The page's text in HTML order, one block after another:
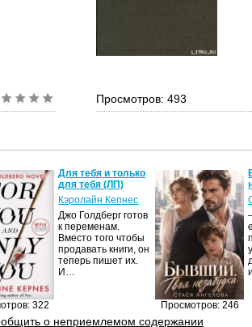
Просмотров: 493
322
Для тебя и только
для тебя (ЛП)
Кэролайн Кепнес
Джо Голдберг готов
к переменам.
Вместо того чтобы
продавать книги, он
теперь пишет их.
И…
Просмотров: 246
о неприемлемом содержании